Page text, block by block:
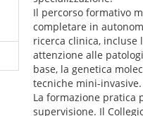
Il percorso formativo
completare in
ricerca clinica, incluse
attenzione alle
base, la genetica
tecniche mini-invasive.
La formazione pratica
supervisione. Il